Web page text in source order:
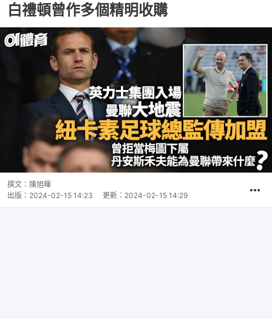
白禮頓曾作多個精明收購
撰文： 陳旭暉
出版： 2024-02-15 14:23 更新： 2024-02-15 14:29